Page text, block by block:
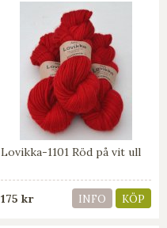
Lovikka-1101 Röd på vit ull
175 kr INFO KÖP